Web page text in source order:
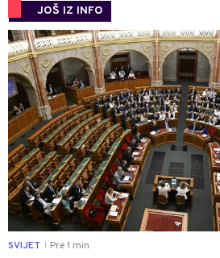
JOŠ IZ INFO
SVIJET Pre 1 min